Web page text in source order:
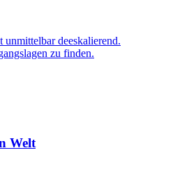
deeskalierend.
zu finden.
Welt